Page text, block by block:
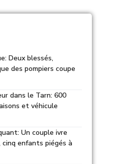
Deux blessés,
des pompiers coupe
dans le Tarn: 600
et véhicule
Un couple ivre
cinq enfants piégés à